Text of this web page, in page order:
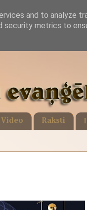
Video Raksti
and to analyze
security metrics to